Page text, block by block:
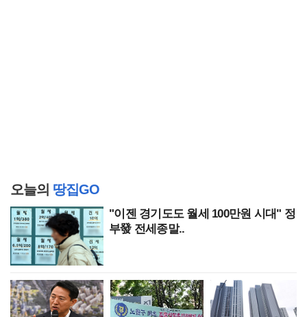
오늘의 땅집GO
"이젠 경기도도 월세 100만원 시대" 정
부發 전세종말..